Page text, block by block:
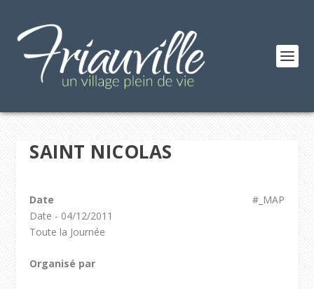
SAINT NICOLAS
#_MAP
Date
Date - 04/12/2011
Toute la Journée
Organisé par